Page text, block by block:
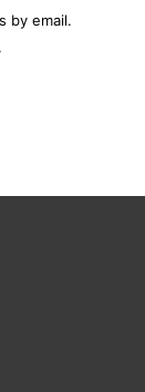
by email.